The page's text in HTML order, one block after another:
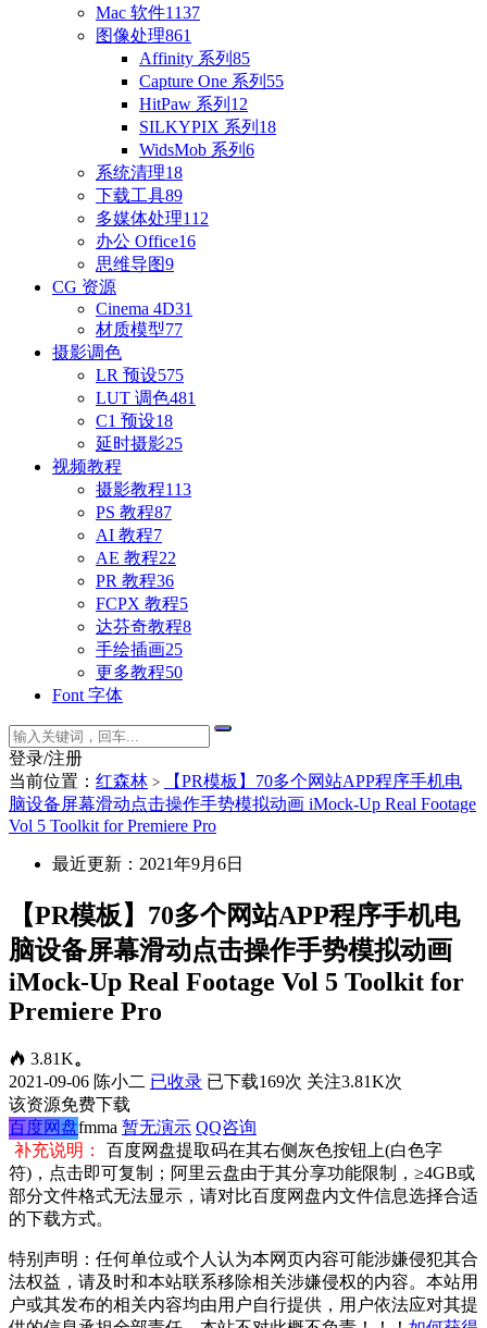
Mac 软件1137
图像处理861
Affinity 系列 85
Capture One 系列 55
HitPaw 系列 12
SILKYPIX 系列 18
WidsMob 系列 6
系统清理18
下载工具89
多媒体处理112
办公 Office16
思维导图9
CG 资源
Cinema 4D31
材质模型77
摄影调色
LR 预设575
LUT 调色481
C1 预设18
延时摄影25
视频教程
摄影教程113
PS 教程87
AI 教程7
AE 教程22
PR 教程36
FCPX 教程5
达芬奇教程8
手绘插画25
更多教程50
Font 字体
登录/注册
当前位置： 红森林 >
【PR模板】70多个网站APP程序手机电
脑设备屏幕滑动点击操作手势模拟动画 iMock-Up Real Footage
Vol 5 Toolkit for Premiere Pro
最近更新：2021年9月6日
【PR模板】70多个网站APP程序手机电
脑设备屏幕滑动点击操作手势模拟动画
iMock-Up Real Footage Vol 5 Toolkit for
Premiere Pro
3.81K。
2021-09-06 陈小二 已收录 已下载169次 关注3.81K次
该资源免费下载
百度网盘fmma 暂无演示 QQ咨询
补充说明：
百度网盘提取码在其右侧灰色按钮上(白色字
符)，点击即可复制；阿里云盘由于其分享功能限制，≥4GB或
部分文件格式无法显示，请对比百度网盘内文件信息选择合适
的下载方式。
特别声明：任何单位或个人认为本网页内容可能涉嫌侵犯其合
法权益，请及时和本站联系移除相关涉嫌侵权的内容。本站用
户或其发布的相关内容均由用户自行提供，用户依法应对其提